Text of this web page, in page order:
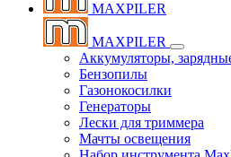
MAXPILER
MAXPILER
Аккумуляторы,
Бензопилы
Газонокосилки
Генераторы
Лески для триммера
Мачты освещения